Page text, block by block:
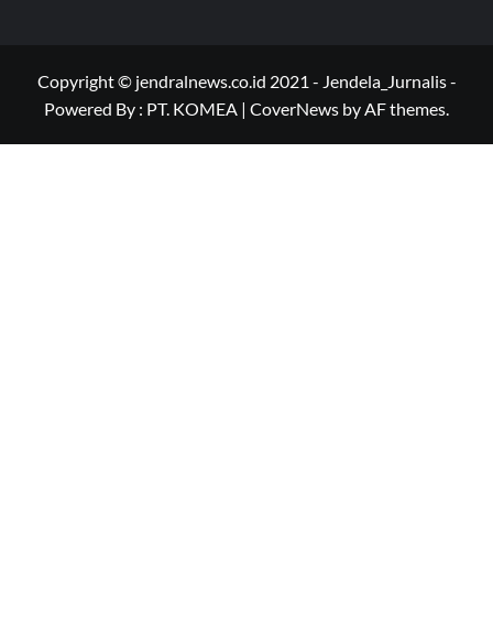
Copyright © jendralnews.co.id 2021 - Jendela_Jurnalis -
Powered By : PT. KOMEA | CoverNews by AF themes.